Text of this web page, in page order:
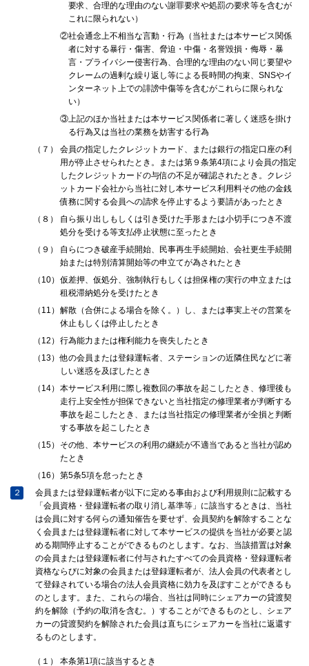
要求、合理的な理由のない謝罪要求や処罰の要求等を含むが
これに限られない）
②社会通念上不相当な言動・行為（当社または本サービス関係
者に対する暴行・傷害、脅迫・中傷・名誉毀損・侮辱・暴
言・プライバシー侵害行為、合理的な理由のない同じ要望や
クレームの過剰な繰り返し等による長時間の拘束、SNSやイ
ンターネット上での誹謗中傷等を含むがこれらに限られな
い）
③上記のほか当社または本サービス関係者に著しく迷惑を掛け
る行為又は当社の業務を妨害する行為
（７）
会員の指定したクレジットカード、または銀行の指定口座の利
用が停止させられたとき。または第９条第4項により会員の指定
したクレジットカードの与信の不足が確認されたとき。クレジ
ットカード会社から当社に対し本サービス利用料その他の金銭
債務に関する会員への請求を停止するよう要請があったとき
（８）
自ら振り出しもしくは引き受けた手形または小切手につき不渡
処分を受ける等支払停止状態に至ったとき
（９）
自らにつき破産手続開始、民事再生手続開始、会社更生手続開
始または特別清算開始等の申立てが為されたとき
（10） 仮差押、仮処分、強制執行もしくは担保権の実行の申立または
租税滞納処分を受けたとき
（11） 解散（合併による場合を除く。）し、または事実上その営業を
休止もしくは停止したとき
（12） 行為能力または権利能力を喪失したとき
（13） 他の会員または登録運転者、ステーションの近隣住民などに著
しい迷惑を及ぼしたとき
（14） 本サービス利用に際し複数回の事故を起こしたとき、修理後も
走行上安全性が担保できないと当社指定の修理業者が判断する
事故を起こしたとき、または当社指定の修理業者が全損と判断
する事故を起こしたとき
（15）
その他、本サービスの利用の継続が不適当であると当社が認め
たとき
（16） 第5条5項を怠ったとき
２
会員または登録運転者が以下に定める事由および利用規則に記載する
「会員資格・登録運転者の取り消し基準等」に該当するときは、当社
は会員に対する何らの通知催告を要せず、会員契約を解除することな
く会員または登録運転者に対して本サービスの提供を当社が必要と認
める期間停止することができるものとします。なお、当該措置は対象
の会員または登録運転者に付与されたすべての会員資格・登録運転者
資格ならびに対象の会員または登録運転者が、法人会員の代表者とし
て登録されている場合の法人会員資格に効力を及ぼすことができるも
のとします。また、これらの場合、当社は同時にシェアカーの貸渡契
約を解除（予約の取消を含む。）することができるものとし、シェア
カーの貸渡契約を解除された会員は直ちにシェアカーを当社に返還す
るものとします。
（１）
本条第1項に該当するとき